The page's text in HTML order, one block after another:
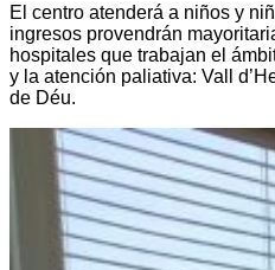
El centro atenderá a niños y
ingresos provendrán
hospitales que trabajan el
y la atención paliativa: Vall
de Déu.